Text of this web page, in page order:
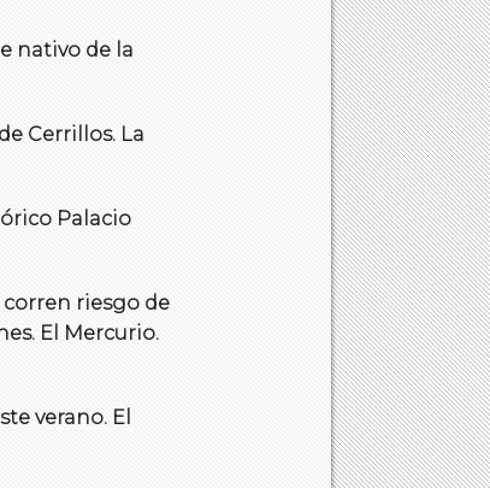
nativo de la
Cerrillos. La
Palacio
riesgo de
El Mercurio.
verano. El